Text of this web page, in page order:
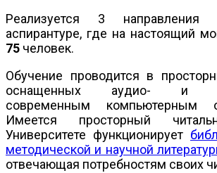
Реализуется 3 направления
аспирантуре, где на настоящий
75 человек.
Обучение проводится в
оснащенных аудио- и
современным компьютерным
Имеется просторный
Университете функционирует
методической и научной
отвечающая потребностям своих